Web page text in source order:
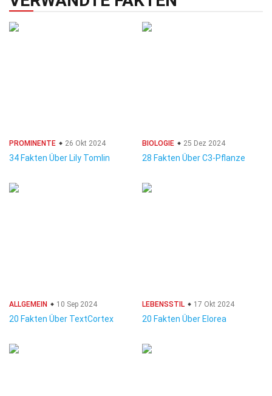
PROMINENTE 26 Okt 2024
34 Fakten Über Lily Tomlin
BIOLOGIE 25 Dez 2024
28 Fakten Über C3-Pflanze
ALLGEMEIN 10 Sep 2024
20 Fakten Über TextCortex
LEBENSSTIL 17 Okt 2024
20 Fakten Über Elorea